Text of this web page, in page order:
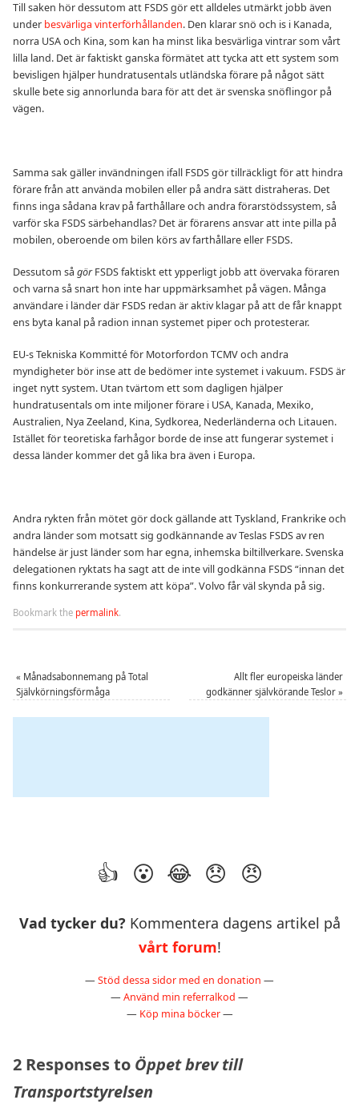
Till saken hör dessutom att FSDS gör ett alldeles utmärkt jobb även
under besvärliga vinterförhållanden. Den klarar snö och is i Kanada,
norra USA och Kina, som kan ha minst lika besvärliga vintrar som vårt
lilla land. Det är faktiskt ganska förmätet att tycka att ett system som
bevisligen hjälper hundratusentals utländska förare på något sätt
skulle bete sig annorlunda bara för att det är svenska snöflingor på
vägen.
Samma sak gäller invändningen ifall FSDS gör tillräckligt för att hindra
förare från att använda mobilen eller på andra sätt distraheras. Det
finns inga sådana krav på farthållare och andra förarstödssystem, så
varför ska FSDS särbehandlas? Det är förarens ansvar att inte pilla på
mobilen, oberoende om bilen körs av farthållare eller FSDS.
Dessutom så görFSDS faktiskt ett ypperligt jobb att övervaka föraren
och varna så snart hon inte har uppmärksamhet på vägen. Många
användare i länder där FSDS redan är aktiv klagar på att de får knappt
ens byta kanal på radion innan systemet piper och protesterar.
EU-s Tekniska Kommitté för Motorfordon TCMV och andra
myndigheter bör inse att de bedömer inte systemet i vakuum. FSDS är
inget nytt system. Utan tvärtom ett som dagligen hjälper
hundratusentals om inte miljoner förare i USA, Kanada, Mexiko,
Australien, Nya Zeeland, Kina, Sydkorea, Nederländerna och Litauen.
Istället för teoretiska farhågor borde de inse att fungerar systemet i
dessa länder kommer det gå lika bra även i Europa.
Andra rykten från mötet gör dock gällande att Tyskland, Frankrike och
andra länder som motsatt sig godkännande av Teslas FSDS av ren
händelse är just länder som har egna, inhemska biltillverkare. Svenska
delegationen ryktats ha sagt att de inte vill godkänna FSDS “innan det
finns konkurrerande system att köpa”. Volvo får väl skynda på sig.
Bookmark the permalink.
« Månadsabonnemang på Total
Självkörningsförmåga
Allt fler europeiska länder
godkänner självkörande Teslor »
Vad tycker du? Kommentera dagens artikel på
vårt forum!
— Stöd dessa sidor med en donation —
— Använd min referralkod —
— Köp mina böcker—
2 Responses to Öppet brev till
Transportstyrelsen